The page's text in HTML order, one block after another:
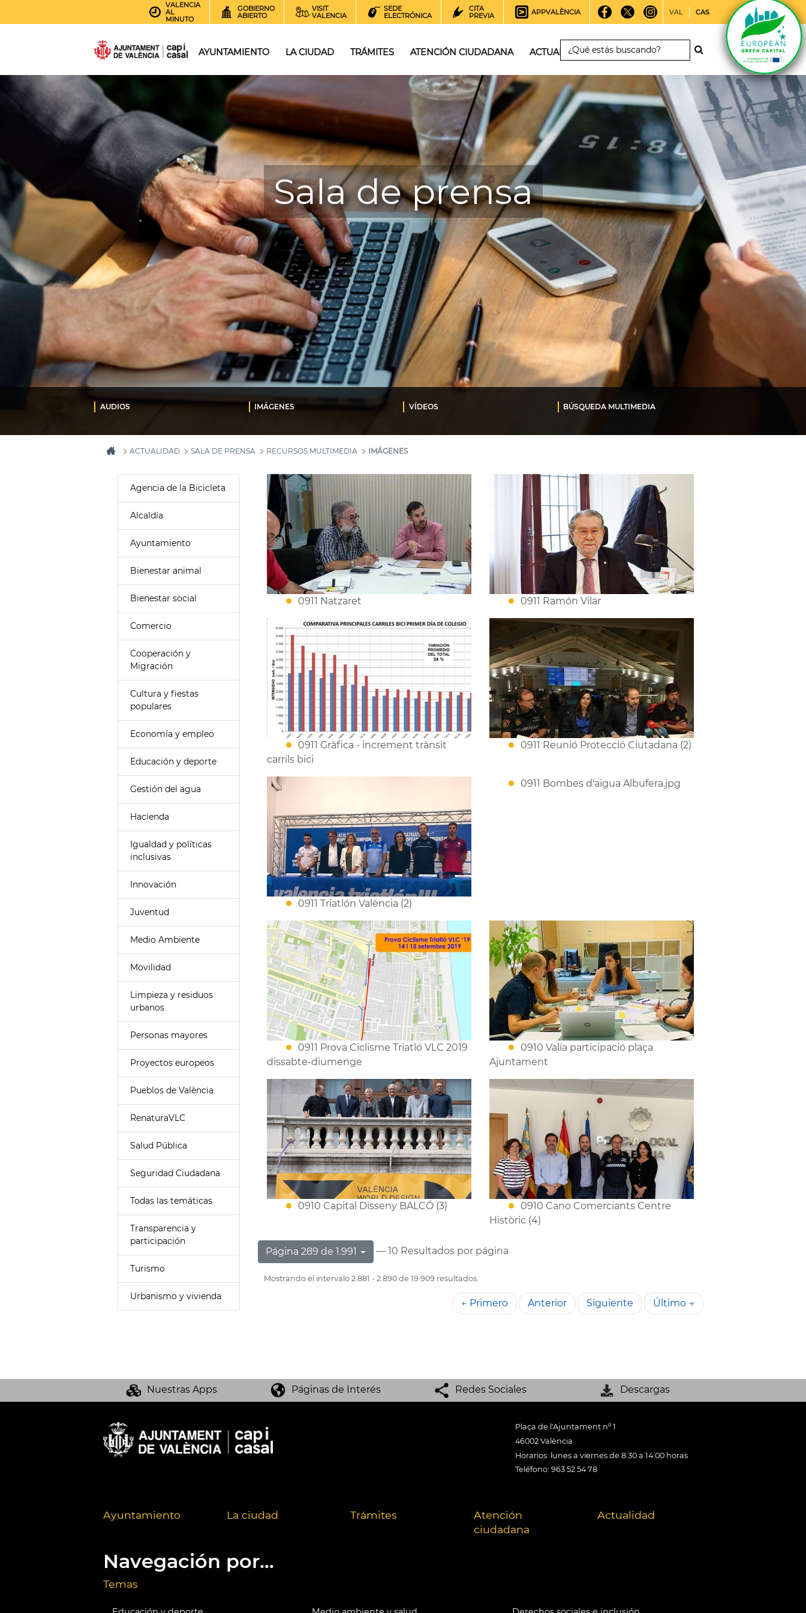
VALENCIA
AL
MINUTO
GOBIERNO
ABIERTO
VISIT
VALENCIA
SEDE
ELECTRÓNICA
CITA
PREVIA
APPVALÈNCIA VAL CAS
AYUNTAMIENTO LA CIUDAD TRÁMITES ATENCIÓN CIUDADANA ACTUALIDAD
Sala de prensa
AUDIOS IMÁGENES VÍDEOS BÚSQUEDA MULTIMEDIA
ACTUALIDAD SALA DE PRENSA RECURSOS MULTIMEDIA IMÁGENES
Agencia de la Bicicleta
Alcaldía
Ayuntamiento
Bienestar animal
Bienestar social
Comercio
Cooperación y
Migración
Cultura y fiestas
populares
Economía y empleo
Educación y deporte
Gestión del agua
Hacienda
Igualdad y políticas
inclusivas
Innovación
Juventud
Medio Ambiente
Movilidad
Limpieza y residuos
urbanos
Personas mayores
Proyectos europeos
Pueblos de València
RenaturaVLC
Salud Pública
Seguridad Ciudadana
Todas las temáticas
Transparencia y
participación
Turismo
Urbanismo y vivienda
0911 Natzaret 0911 Ramón Vilar
0911 Gràfica - increment trànsit
carrils bici
0911 Reunió Protecció Ciutadana (2)
0911 Triatlón València (2)
0911 Bombes d'aigua Albufera.jpg
0911 Prova Ciclisme Triatló VLC 2019
dissabte-diumenge
0910 Valía participació plaça
Ajuntament
0910 Capital Disseny BALCÓ (3)
0910 Cano Comerciants Centre
Històric (4)
Página 289 de 1.991 — 10 Resultados por página
Mostrando el intervalo 2.881 - 2.890 de 19.909 resultados.
← Primero Anterior Siguiente Último →
Nuestras Apps Páginas de Interés Redes Sociales Descargas
Plaça de l'Ajuntament nº 1
46002 València
Horarios: lunes a viernes de 8:30 a 14:00 horas
Teléfono: 963 52 54 78
Ayuntamiento La ciudad Trámites
Atención
ciudadana
Actualidad
Navegación por...
Temas